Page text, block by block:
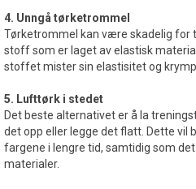
4. Unngå tørketrommel
Tørketrommel kan være skadelig for
stoff som er laget av elastisk
stoffet mister sin elastisitet og
5. Lufttørk i stedet
Det beste alternativet er å la
det opp eller legge det flatt. Dette vil
fargene i lengre tid, samtidig som
materialer.